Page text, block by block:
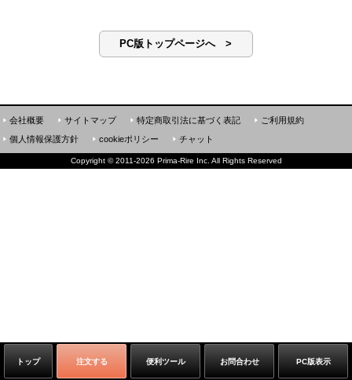
PC版トップページへ >
トップ 注文する 便利ツール お問合わせ PC版表示
会社概要 サイトマップ 特定商取引法に基づく表記
ご利用規約
個人情報保護方針
cookieポリシー チャット
Copyright ©2011-2026 Prima-Rire Inc. All Rights Reserved